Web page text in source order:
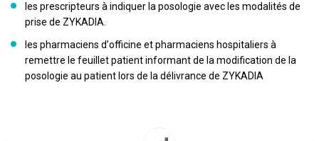
les prescripteurs à indiquer la posologie avec les modalités de
prise de ZYKADIA.
les pharmaciens d’officine et pharmaciens hospitaliers à
remettre le feuillet patient informant de la modification de la
posologie au patient lors de la délivrance de ZYKADIA